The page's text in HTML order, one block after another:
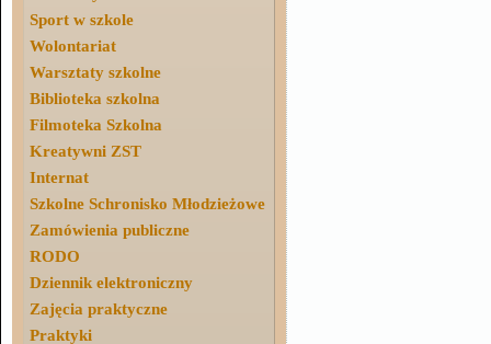
Sport w szkole
Wolontariat
Warsztaty szkolne
Biblioteka szkolna
Filmoteka Szkolna
Kreatywni ZST
Internat
Szkolne Schronisko Młodzieżowe
Zamówienia publiczne
RODO
Dziennik elektroniczny
Zajęcia praktyczne
Praktyki